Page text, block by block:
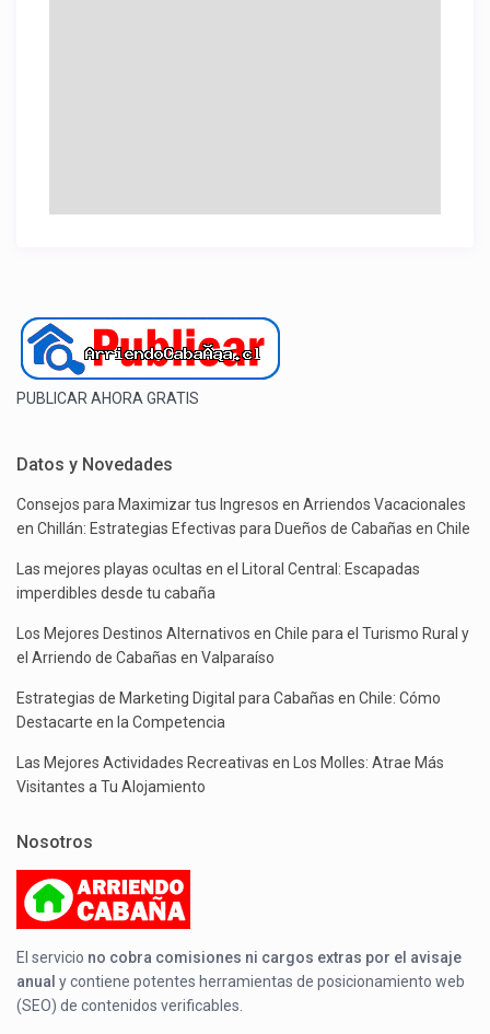
PUBLICAR AHORA GRATIS
Datos y Novedades
Consejos para Maximizar tus Ingresos en Arriendos Vacacionales
en Chillán: Estrategias Efectivas para Dueños de Cabañas en Chile
Las mejores playas ocultas en el Litoral Central: Escapadas
imperdibles desde tu cabaña
Los Mejores Destinos Alternativos en Chile para el Turismo Rural y
el Arriendo de Cabañas en Valparaíso
Estrategias de Marketing Digital para Cabañas en Chile: Cómo
Destacarte en la Competencia
Las Mejores Actividades Recreativas en Los Molles: Atrae Más
Visitantes a Tu Alojamiento
Nosotros
El servicio no cobra comisiones ni cargos extras por el avisaje
anual y contiene potentes herramientas de posicionamiento web
(SEO) de contenidos verificables.